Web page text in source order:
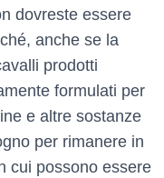
dovreste essere
anche se la
prodotti
formulati per
e altre sostanze
per rimanere in
cui possono essere